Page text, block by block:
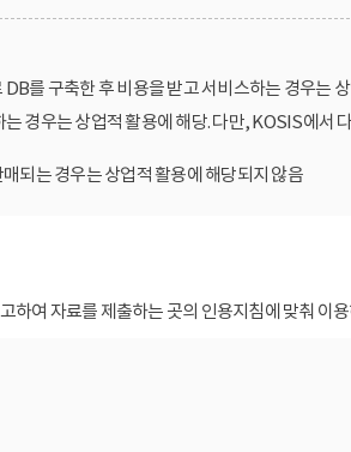
를 구축한 후 비용을 받고 서비스하는 경우는
경우는 상업적 활용에 해당. 다만, KOSIS에서
되는 경우는 상업적 활용에 해당되지 않음
하여 자료를 제출하는 곳의 인용지침에 맞춰 이